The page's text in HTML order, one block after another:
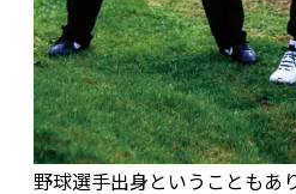
野球選手出身ということもあ